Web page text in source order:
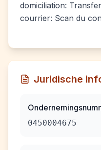
domiciliation:
courrier: Scan du
Juridische
0450004675